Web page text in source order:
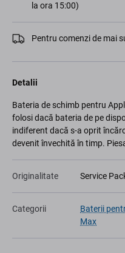
la ora 15:00)
Pentru comenzi de mai
Detalii
Bateria de schimb pentru
folosi dacă bateria de pe
indiferent dacă s-a oprit
devenit învechită în timp.
Originalitate Service
Categorii Baterii
Max